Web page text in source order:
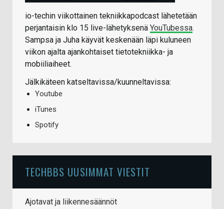
io-techin viikottainen tekniikkapodcast lähetetään
perjantaisin klo 15 live-lähetyksenä YouTubessa.
Sampsa ja Juha käyvät keskenään läpi kuluneen
viikon ajalta ajankohtaiset tietotekniikka- ja
mobiiliaiheet.
Jälkikäteen katseltavissa/kuunneltavissa:
Youtube
iTunes
Spotify
TECHBBS UUSIMMAT VIESTIT
Ajotavat ja liikennesäännöt